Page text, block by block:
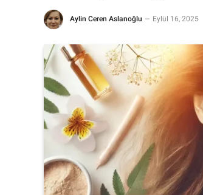
Aylin Ceren Aslanoğlu Eylül 16, 2025